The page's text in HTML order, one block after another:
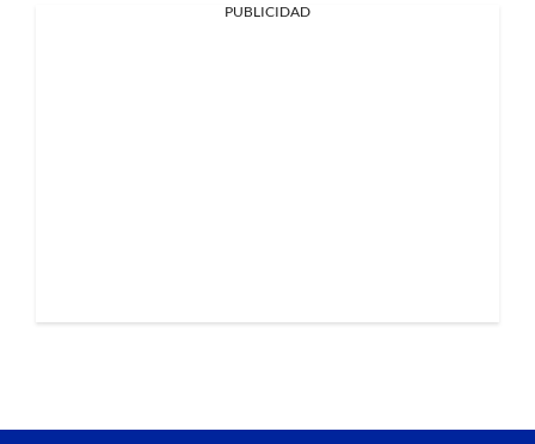
PUBLICIDAD